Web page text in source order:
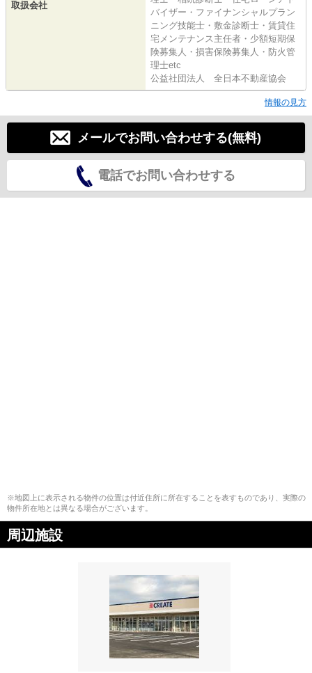
取扱会社
バイザー・ファイナンシャルプラン
ニング技能士・敷金診断士・賃貸住
宅メンテナンス主任者・少額短期保
険募集人・損害保険募集人・防火管
理士etc
公益社団法人 全日本不動産協会
情報の見方
メールでお問い合わせする(無料)
電話でお問い合わせする
※地図上に表示される物件の位置は付近住所に所在することを表すものであり、実際の
物件所在地とは異なる場合がございます。
周辺施設